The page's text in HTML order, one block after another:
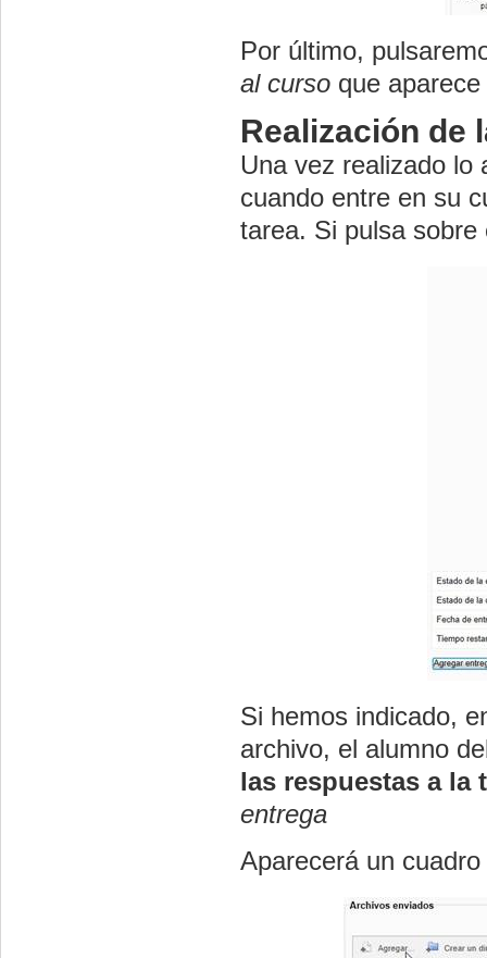
Por último,
al curso que
Realización de
Una vez realizado lo
cuando entre en su
tarea. Si pulsa
Si hemos indicado,
archivo, el alumno
las respuestas a la
entrega
Aparecerá un